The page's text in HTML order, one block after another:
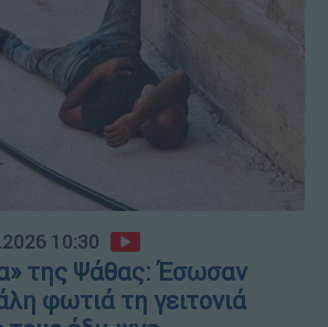
10:30
της Ψάθας: Έσωσαν
φωτιά τη γειτονιά